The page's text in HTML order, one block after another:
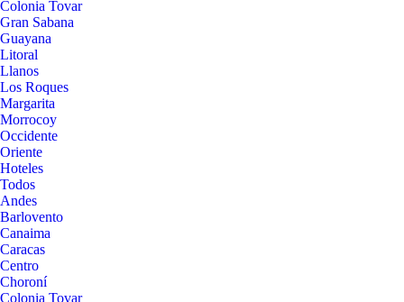
Colonia Tovar
Gran Sabana
Guayana
Litoral
Llanos
Los Roques
Margarita
Morrocoy
Occidente
Oriente
Hoteles
Todos
Andes
Barlovento
Canaima
Caracas
Centro
Choroní
Colonia Tovar